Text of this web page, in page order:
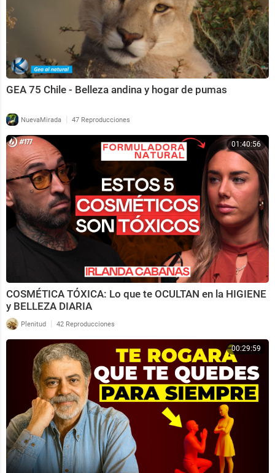
GEA 75 Chile - Belleza andina y hogar de pumas
NuevaMirada | 47 Reproducciones
01:40:56
COSMÉTICA TÓXICA: Lo que te OCULTAN en la HIGIENE
y BELLEZA DIARIA
Plenitud | 42 Reproducciones
00:29:59